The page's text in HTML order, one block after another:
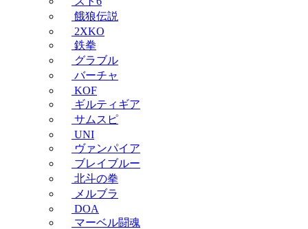
餓狼伝説
2XKO
鉄拳
グラブル
バーチャ
KOF
ギルティギア
サムスピ
UNI
ヴァンパイア
ブレイブルー
北斗の拳
メルブラ
DOA
マーベル闘魂